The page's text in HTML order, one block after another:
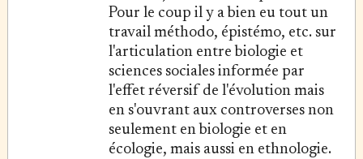
Pour le coup il y a bien eu tout un
travail méthodo, épistémo, etc. sur
l'articulation entre biologie et
sciences sociales informée par
l'effet réversif de l'évolution mais
en s'ouvrant aux controverses non
seulement en biologie et en
écologie, mais aussi en ethnologie.